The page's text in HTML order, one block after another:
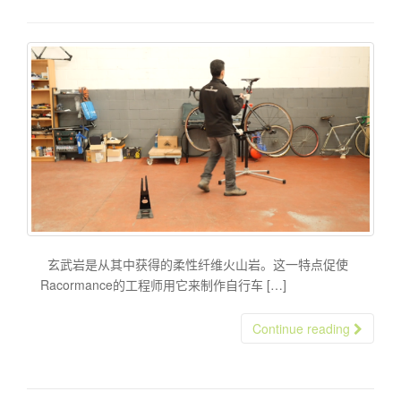
玄武岩是从其中获得的柔性纤维火山岩。这一特点促使
Racormance的工程师用它来​​制作自行车 […]
Continue reading